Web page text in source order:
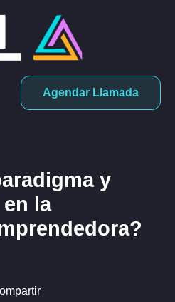
Agendar Llamada
y
la